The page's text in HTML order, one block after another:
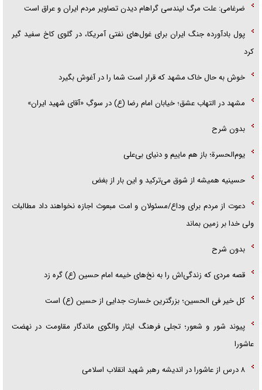
ضرغامی: علت مرگ لیندسی گراهام دیدن تصاویر مردم ایران و عراق است
پول بادآورده جنگ ایران برای غول‌های نفتی آمریکا، در گلوی کاخ سفید گیر
کرد
خوش به حال خاک مشهد که قرار است شما را در آغوش بگیرد
مشهد در التهاب عشق؛ خیابان امام رضا (ع) در سوگِ «آقای شهید ایران»
بدون شرح
یوم‌الحسرة؛ باز هم ماییم و دنیای بی‌علی
حسینیه همیشه از شوق می‌ترکید و این بار از بغض
دعوت از مردم برای وداع/مسئولان و امت مبعوث اجازه نخواهند داد مطالبات
ولی خدا بر زمین بماند
بدون شرح
قصه مردی که زندگی‌اش را به نخ‌های خیمه امام حسین (ع) گره زد
کل خیر فی الحسین؛ بزرگترین خسارت جدایی از حسین (ع) است
پیوند شور و شعور؛ تجلی فرهنگ ایثار والگوی ماندگار مقاومت در نهضت
عاشورا
۸ درس از عاشورا در اندیشه رهبر شهید انقلاب اسلامی